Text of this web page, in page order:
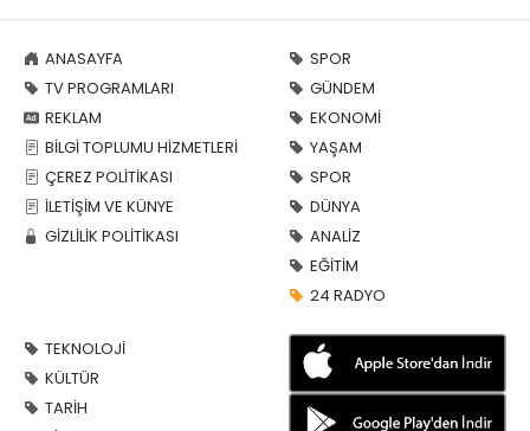
ANASAYFA
TV PROGRAMLARI
REKLAM
BİLGİ TOPLUMU HİZMETLERİ
ÇEREZ POLİTİKASI
İLETİŞİM VE KÜNYE
GİZLİLİK POLİTİKASI
SPOR
GÜNDEM
EKONOMİ
YAŞAM
SPOR
DÜNYA
ANALİZ
EĞİTİM
24 RADYO
TEKNOLOJİ
KÜLTÜR
TARİH